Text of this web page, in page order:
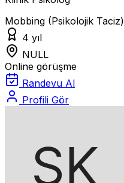
Mobbing (Psikolojik Taciz)
4 yıl
NULL
Online görüşme
Randevu Al
Profili Gör